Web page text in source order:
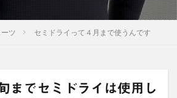
ツ セミドライって４月まで使うんです
までセミドライは使用し